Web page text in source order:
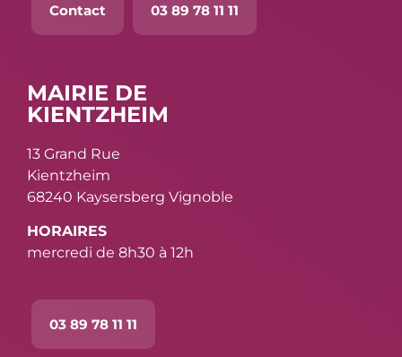
Contact 03 89 78 11 11
MAIRIE DE
KIENTZHEIM
13 Grand Rue
Kientzheim
68240 Kaysersberg Vignoble
HORAIRES
mercredi de 8h30 à 12h
03 89 78 11 11